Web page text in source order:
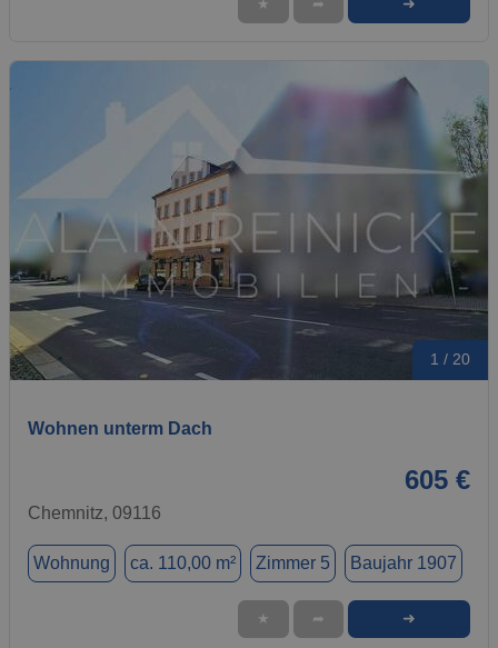
★ ➦ ➜
1 / 20
Wohnen unterm Dach
605 €
Chemnitz, 09116
Wohnung ca. 110,00 m² Zimmer 5 Baujahr 1907
★ ➦ ➜